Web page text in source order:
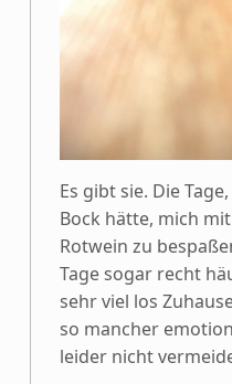
Es gibt sie. Die
Bock hätte, mich
Rotwein zu
Tage sogar recht
sehr viel los
so mancher
leider nicht